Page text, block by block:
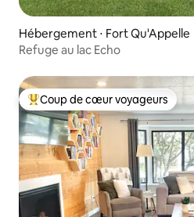
Hébergement ⋅ Fort Qu'Appelle
Refuge au lac Echo
Coups de cœur voyageurs les
Coup de cœur voyageurs